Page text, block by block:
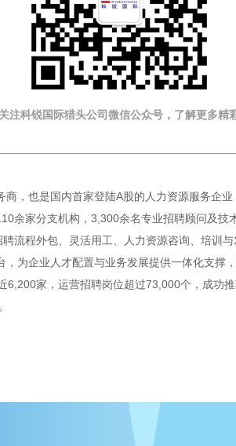
注科锐国际猎头公司微信公众号，了解更多精
，也是国内首家登陆A股的人力资源服务企
余家分支机构，3,300余名专业招聘顾问及技
流程外包、灵活用工、人力资源咨询、培训
为企业人才配置与业务发展提供一体化支撑
家，运营招聘岗位超过73,000个，成功